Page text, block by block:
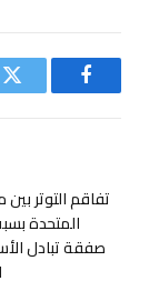
فيسبوك
تفاقم التوتر
المتحدة
صفقة تبادل